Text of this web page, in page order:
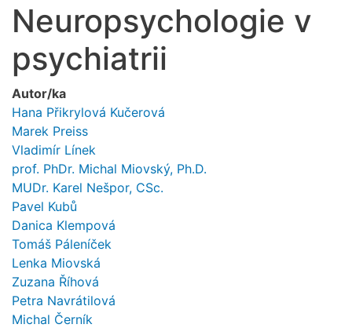
Neuropsychologie v
psychiatrii
Autor/ka
Hana Přikrylová Kučerová
Marek Preiss
Vladimír Línek
prof. PhDr. Michal Miovský, Ph.D.
MUDr. Karel Nešpor, CSc.
Pavel Kubů
Danica Klempová
Tomáš Páleníček
Lenka Miovská
Zuzana Říhová
Petra Navrátilová
Michal Černík